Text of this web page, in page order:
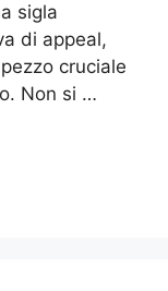
sigla
di appeal,
cruciale
Non si …